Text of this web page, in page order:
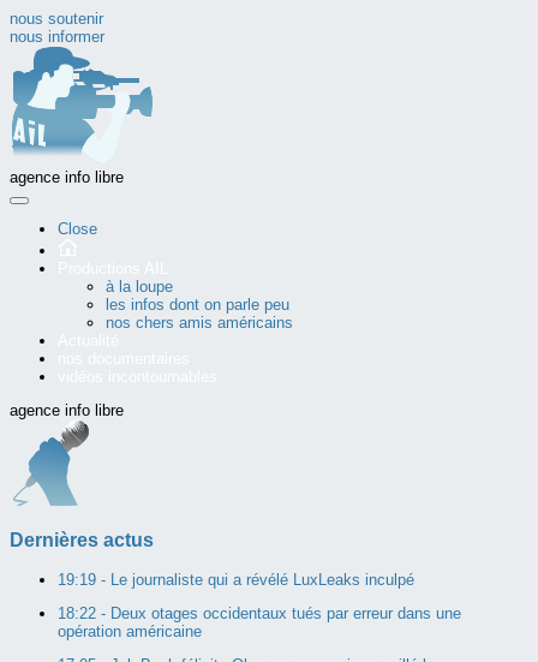
nous soutenir
nous informer
agence info libre
Close
à la loupe
les infos dont on parle peu
nos chers amis américains
agence info libre
Dernières actus
19:19 - Le journaliste qui a révélé LuxLeaks inculpé
18:22 - Deux otages occidentaux tués par erreur dans une
opération américaine